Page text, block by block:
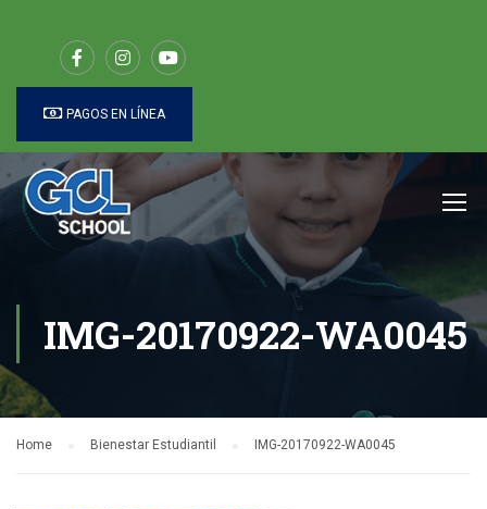
PAGOS EN LÍNEA
IMG-20170922-WA0045
Home Bienestar Estudiantil IMG-20170922-WA0045